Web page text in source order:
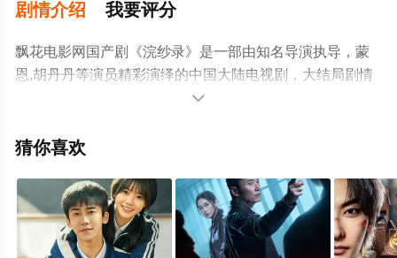
剧情介绍 我要评分
飘花电影网国产剧《浣纱录》是一部由知名导演执导，蒙
恩,胡丹丹等演员精彩演绎的中国大陆电视剧，大结局剧情
已揭晓（1-24全集），手机免费观看高清无删减完整版电
剧、电视猫或剧情网等平台了解。

猜你喜欢